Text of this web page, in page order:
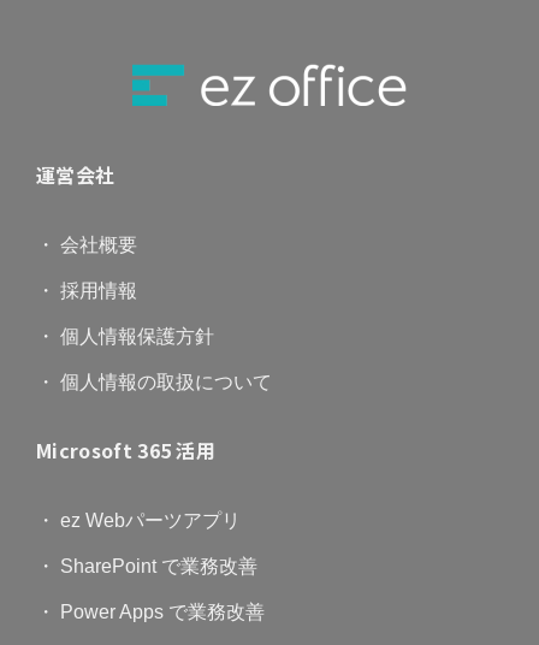
運営会社
・ 会社概要
・ 採用情報
・ 個人情報保護方針
・ 個人情報の取扱について
Microsoft 365 活用
・ ez Webパーツアプリ
・ SharePoint で業務改善
・ Power Apps で業務改善